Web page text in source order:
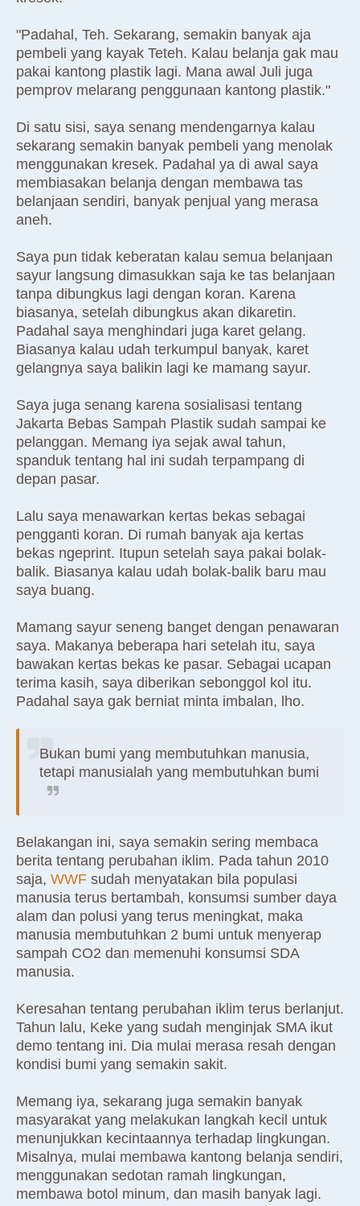
"Padahal, Teh. Sekarang, semakin banyak aja
pembeli yang kayak Teteh. Kalau belanja gak mau
pakai kantong plastik lagi. Mana awal Juli juga
pemprov melarang penggunaan kantong plastik."
Di satu sisi, saya senang mendengarnya kalau
sekarang semakin banyak pembeli yang menolak
menggunakan kresek. Padahal ya di awal saya
membiasakan belanja dengan membawa tas
belanjaan sendiri, banyak penjual yang merasa
aneh.
Saya pun tidak keberatan kalau semua belanjaan
sayur langsung dimasukkan saja ke tas belanjaan
tanpa dibungkus lagi dengan koran. Karena
biasanya, setelah dibungkus akan dikaretin.
Padahal saya menghindari juga karet gelang.
Biasanya kalau udah terkumpul banyak, karet
gelangnya saya balikin lagi ke mamang sayur.
Saya juga senang karena sosialisasi tentang
Jakarta Bebas Sampah Plastik sudah sampai ke
pelanggan. Memang iya sejak awal tahun,
spanduk tentang hal ini sudah terpampang di
depan pasar.
Lalu saya menawarkan kertas bekas sebagai
pengganti koran. Di rumah banyak aja kertas
bekas ngeprint. Itupun setelah saya pakai bolak-
balik. Biasanya kalau udah bolak-balik baru mau
saya buang.
Mamang sayur seneng banget dengan penawaran
saya. Makanya beberapa hari setelah itu, saya
bawakan kertas bekas ke pasar. Sebagai ucapan
terima kasih, saya diberikan sebonggol kol itu.
Padahal saya gak berniat minta imbalan, lho.
Bukan bumi yang membutuhkan manusia,
tetapi manusialah yang membutuhkan bumi
Belakangan ini, saya semakin sering membaca
berita tentang perubahan iklim. Pada tahun 2010
saja, WWF sudah menyatakan bila populasi
manusia terus bertambah, konsumsi sumber daya
alam dan polusi yang terus meningkat, maka
manusia membutuhkan 2 bumi untuk menyerap
sampah CO2 dan memenuhi konsumsi SDA
manusia.
Keresahan tentang perubahan iklim terus berlanjut.
Tahun lalu, Keke yang sudah menginjak SMA ikut
demo tentang ini. Dia mulai merasa resah dengan
kondisi bumi yang semakin sakit.
Memang iya, sekarang juga semakin banyak
masyarakat yang melakukan langkah kecil untuk
menunjukkan kecintaannya terhadap lingkungan.
Misalnya, mulai membawa kantong belanja sendiri,
menggunakan sedotan ramah lingkungan,
membawa botol minum, dan masih banyak lagi.